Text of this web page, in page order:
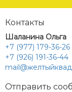
Контакты
Шаланина Ольга
+7 (977) 179-36-26
+7 (926) 191-36-44
Отправить